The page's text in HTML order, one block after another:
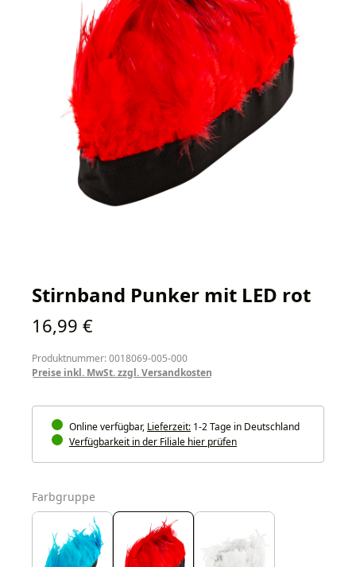
Stirnband Punker mit LED rot
Regulärer Preis:
16,99 €
Produktnummer: 0018069-005-000
Preise inkl. MwSt. zzgl. Versandkosten
Online verfügbar, Lieferzeit: 1-2 Tage in Deutschland
Verfügbarkeit in der Filiale hier prüfen
Farbgruppe